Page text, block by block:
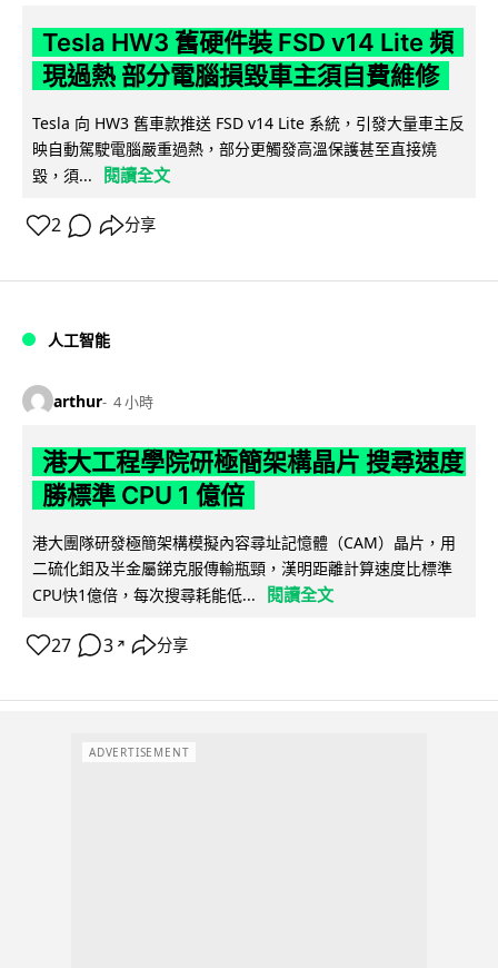
Tesla HW3 舊硬件裝 FSD v14 Lite 頻
現過熱 部分電腦損毀車主須自費維修
Tesla 向 HW3 舊車款推送 FSD v14 Lite 系統，引發大量車主反
映自動駕駛電腦嚴重過熱，部分更觸發高溫保護甚至直接燒
毀，須...
閱讀全文
2 分享
人工智能
arthur 4 小時
港大工程學院研極簡架構晶片 搜尋速度
勝標準 CPU 1 億倍
港大團隊研發極簡架構模擬內容尋址記憶體（CAM）晶片，用
二硫化鉬及半金屬銻克服傳輸瓶頸，漢明距離計算速度比標準
CPU快1億倍，每次搜尋耗能低...
閱讀全文
27 3 ↗ 分享
ADVERTISEMENT